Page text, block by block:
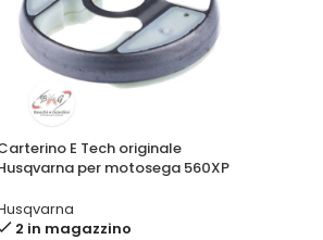
E Tech originale
per motosega 560XP
2 in magazzino